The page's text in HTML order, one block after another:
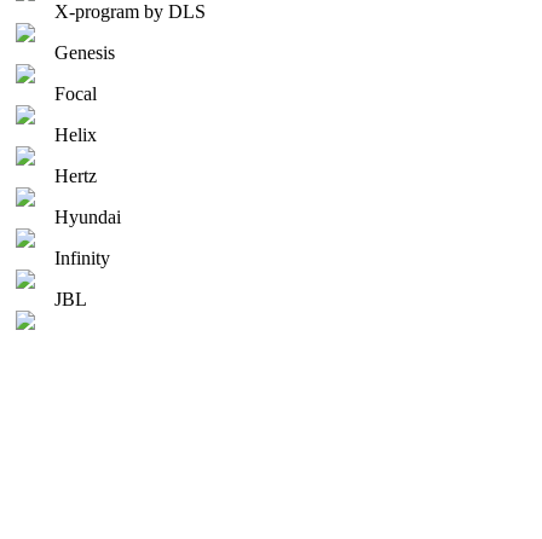
X-program by DLS
Genesis
Focal
Helix
Hertz
Hyundai
Infinity
JBL